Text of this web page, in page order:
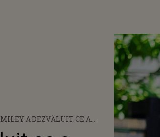
A DEZVĂLUIT CE A